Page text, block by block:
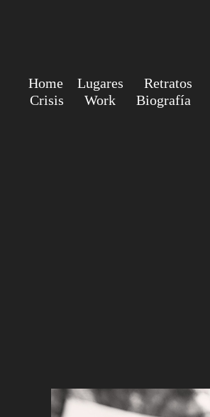
Home Lugares Retratos
Crisis
Work Biografía